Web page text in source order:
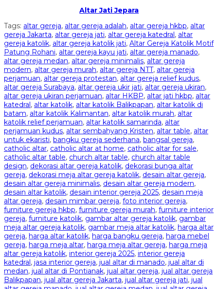
Altar Jati Jepara
Tags: altar gereja, altar gereja adalah, altar gereja hkbp, altar
gereja Jakarta, altar gereja jati, altar gereja katedral, altar
gereja katolik, altar gereja katolik jati, Altar Gereja Katolik Motif
Patung Rohani, altar gereja kayu jati, altar gereja manado,
altar gereja medan, altar gereja minimalis, altar gereja
modern, altar gereja murah, altar gereja NTT, altar gereja
perjamuan, altar gereja protestan, altar gereja relief kudus,
altar gereja Surabaya, altar gereja ukir jati, altar gereja ukiran,
altar gereja ukiran perjamuan, altar HKBP, altar jati hkbp, altar
katedral, altar katolik, altar katolik Balikpapan, altar katolik di
batam, altar katolik Kalimantan, altar katolik murah, altar
katolik relief perjamuan, altar katolik samarinda, altar
perjamuan kudus, altar sembahyang Kristen, altar table, altar
untuk ekaristi, bangku gereja sederhana, bangsal gereja,
catholic altar, catholic altar at home, catholic altar for sale,
catholic altar table, church altar table, church altar table
design, dekorasi altar gereja katolik, dekorasi bunga altar
gereja, dekorasi meja altar gereja katolik, desain altar gereja,
desain altar gereja minimalis, desain altar gereja modern,
desain altar katolik, desain interior gereja 2025, desain meja
altar gereja, desain mimbar gereja, foto interior gereja,
furniture gereja hkbp, furniture gereja murah, furniture interior
gereja, furniture katolik, gambar altar gereja katolik, gambar
meja altar gereja katolik, gambar meja altar katolik, harga altar
gereja, harga altar katolik, harga bangku gereja, harga mebel
gereja, harga meja altar, harga meja altar gereja, harga meja
altar gereja katolik, interior gereja 2025, interior gereja
katedral, jasa interior gereja, jual altar di manado, jual altar di
medan, jual altar di Pontianak, jual altar gereja, jual altar gereja
Balikpapan, jual altar gereja Jakarta, jual altar gereja jati, jual